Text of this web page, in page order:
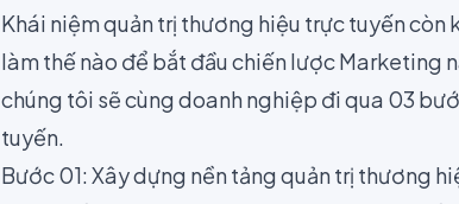
Khái niệm quản trị thương hiệu trực tuyến
làm thế nào để bắt đầu chiến lược Marketing
chúng tôi sẽ cùng doanh nghiệp đi qua 03
tuyến.
Bước 01: Xây dựng nền tảng quản trị thương